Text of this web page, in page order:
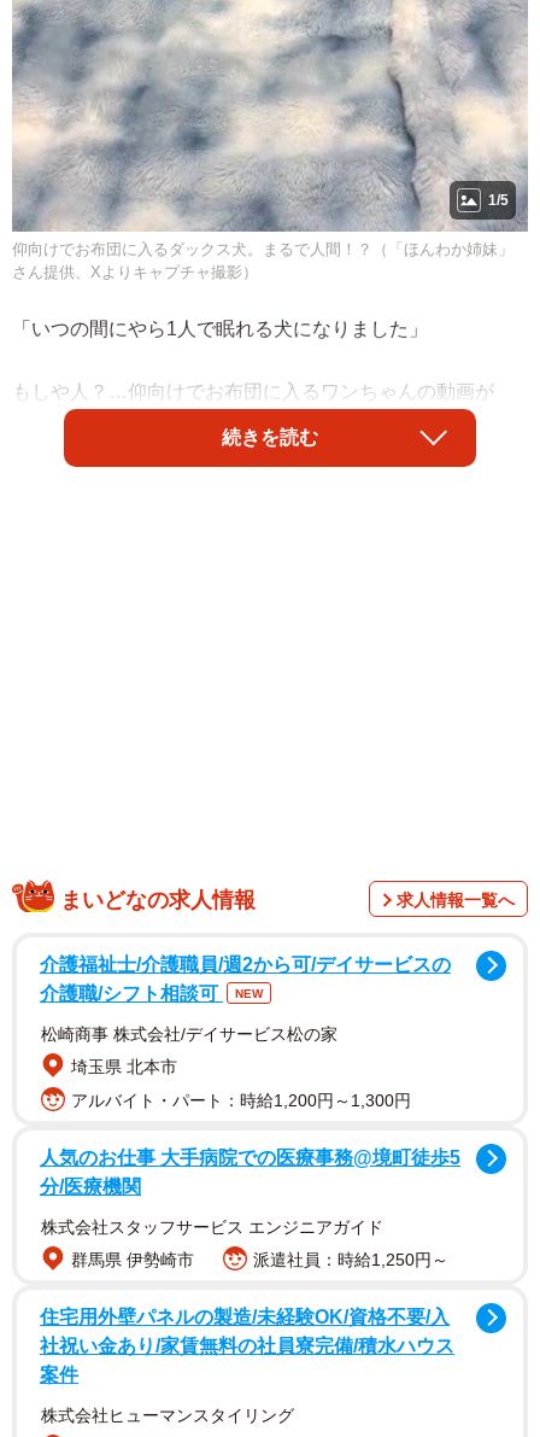
1/5
仰向けでお布団に入るダックス犬。まるで人間！？（「ほんわか姉妹」
さん提供、Xよりキャプチャ撮影）
「いつの間にやら1人で眠れる犬になりました」
もしや人？…仰向けでお布団に入るワンちゃんの動画が
X（旧Twitter）で話題になりました。
続きを読む
まいどなの求人情報 求人情報一覧へ
介護福祉士/介護職員/週2から可/デイサービスの
介護職/シフト相談可
NEW
松崎商事 株式会社/デイサービス松の家
埼玉県 北本市
アルバイト・パート：時給1,200円～1,300円
人気のお仕事 大手病院での医療事務@境町徒歩5
分/医療機関
株式会社スタッフサービス エンジニアガイド
群馬県 伊勢崎市
派遣社員：時給1,250円～
住宅用外壁パネルの製造/未経験OK/資格不要/入
社祝い金あり/家賃無料の社員寮完備/積水ハウス
案件
株式会社ヒューマンスタイリング